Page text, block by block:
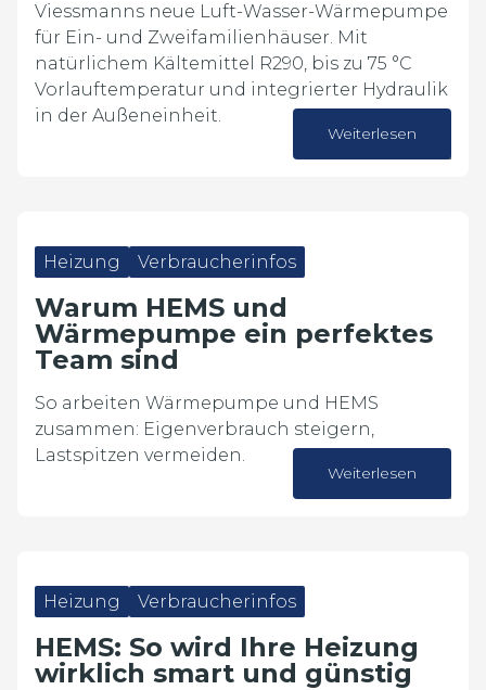
Viessmanns neue Luft-Wasser-Wärmepumpe
für Ein- und Zweifamilienhäuser. Mit
natürlichem Kältemittel R290, bis zu 75 °C
Vorlauftemperatur und integrierter Hydraulik
in der Außeneinheit.
Weiterlesen
Heizung Verbraucherinfos
Warum HEMS und
Wärmepumpe ein perfektes
Team sind
So arbeiten Wärmepumpe und HEMS
zusammen: Eigenverbrauch steigern,
Lastspitzen vermeiden.
Weiterlesen
Heizung Verbraucherinfos
HEMS: So wird Ihre Heizung
wirklich smart und günstig